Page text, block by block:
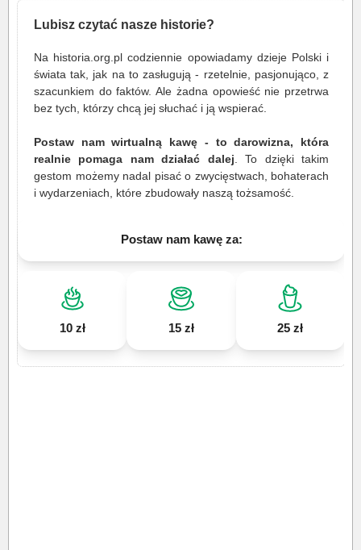
Lubisz czytać nasze historie?
Na historia.org.pl codziennie opowiadamy dzieje Polski i
świata tak, jak na to zasługują - rzetelnie, pasjonująco, z
szacunkiem do faktów. Ale żadna opowieść nie przetrwa
bez tych, którzy chcą jej słuchać i ją wspierać.
Postaw nam wirtualną kawę - to darowizna, która
realnie pomaga nam działać dalej. To dzięki takim
gestom możemy nadal pisać o zwycięstwach, bohaterach
i wydarzeniach, które zbudowały naszą tożsamość.
Postaw nam kawę za:
10 zł 15 zł 25 zł